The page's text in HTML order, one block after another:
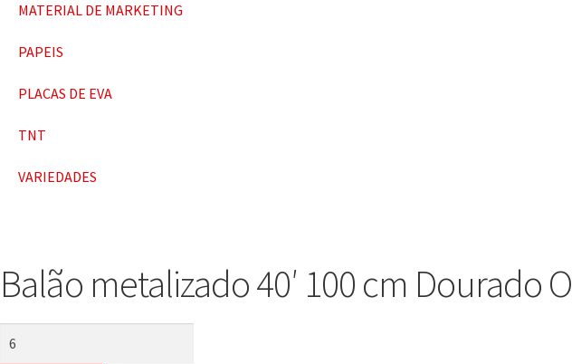
MATERIAL DE MARKETING
PAPEIS
PLACAS DE EVA
TNT
VARIEDADES
Balão metalizado 40′ 100 cm Dourado O